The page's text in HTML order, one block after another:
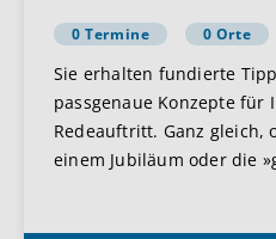
0 Termine 0 Orte
Sie erhalten fundierte
passgenaue Konzepte für
Redeauftritt. Ganz gleich,
einem Jubiläum oder die